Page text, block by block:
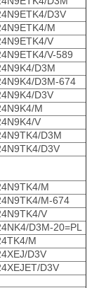
D3V
M
V
V-589
D3M
D3M-674
D3V
M
V
D3M
D3V
M
M-674
V
D3M-20=PL
M
D3V
D3V